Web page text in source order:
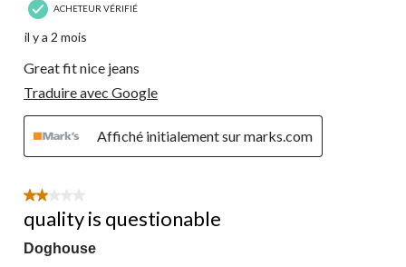
ACHETEUR VÉRIFIÉ
il y a 2 mois
Great fit nice jeans
Traduire avec Google
Affiché initialement sur marks.com
2 étoile(s) sur 5.
quality is questionable
Doghouse